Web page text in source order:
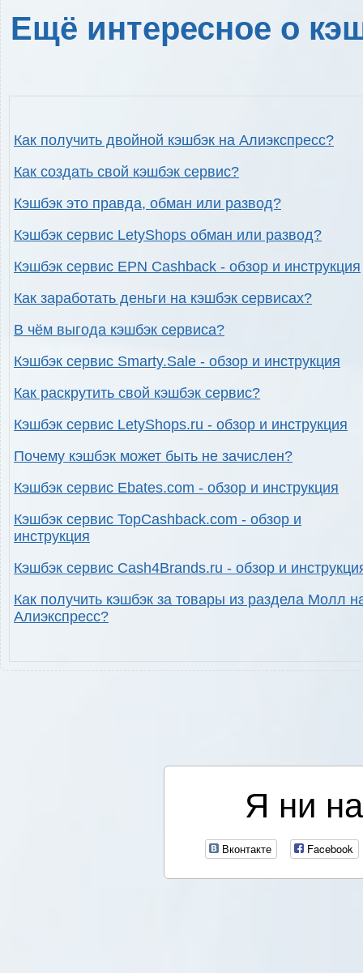
Ещё интересное о
Как получить двойной кэшбэк на Алиэкспресс?
Как создать свой кэшбэк сервис?
Кэшбэк это правда, обман или развод?
Кэшбэк сервис LetyShops обман или развод?
Кэшбэк сервис EPN Cashback - обзор и инструкция
Как заработать деньги на кэшбэк сервисах?
В чём выгода кэшбэк сервиса?
Кэшбэк сервис Smarty.Sale - обзор и инструкция
Как раскрутить свой кэшбэк сервис?
Кэшбэк сервис LetyShops.ru - обзор и инструкция
Почему кэшбэк может быть не зачислен?
Кэшбэк сервис Ebates.com - обзор и инструкция
Кэшбэк сервис TopCashback.com - обзор и
инструкция
Кэшбэк сервис Cash4Brands.ru - обзор и
Как получить кэшбэк за товары из раздела Молл
Алиэкспресс?
Я ни
Вконтакте Facebook